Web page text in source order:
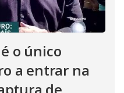
o único
a entrar na